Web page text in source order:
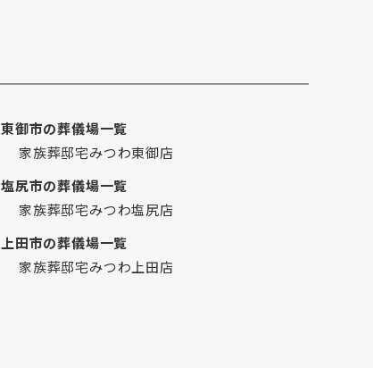
2022年10月
2022年8月
2022年7月
2022年6月
2022年5月
東御市の葬儀場一覧
家族葬邸宅みつわ東御店
塩尻市の葬儀場一覧
家族葬邸宅みつわ塩尻店
上田市の葬儀場一覧
家族葬邸宅みつわ上田店